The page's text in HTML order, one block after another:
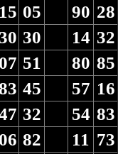
15 05 90 28
30 30 14 32
07 51 80 85
45 57 16
32 54 83
06 82 11 73